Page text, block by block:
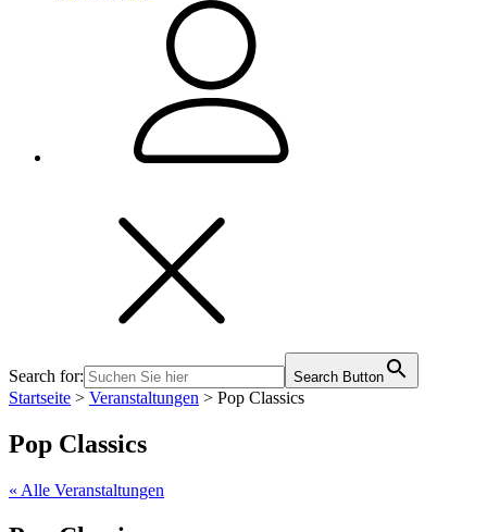
Search for: Search Button
Startseite > Veranstaltungen > Pop Classics
Pop Classics
« Alle Veranstaltungen